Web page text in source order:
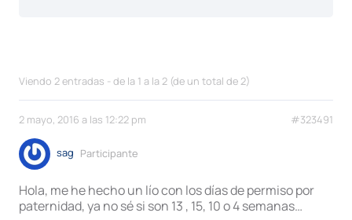
Viendo 2 entradas - de la 1 a la 2 (de un total de 2)
2 mayo, 2016 a las 12:22 pm #323491
sag Participante
Hola, me he hecho un lío con los días de permiso por
paternidad, ya no sé si son 13 , 15, 10 o 4 semanas…